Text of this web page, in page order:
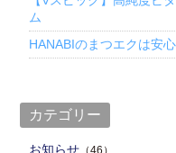
ム
HANABIのまつエクは安
カテゴリー
お知らせ （46）